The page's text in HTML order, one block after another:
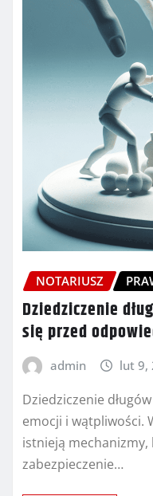
NOTARIUSZ
Dziedziczenie
się przed
admin lut 9,
Dziedziczenie
emocji i wątpliwości.
istnieją
zabezpieczenie…